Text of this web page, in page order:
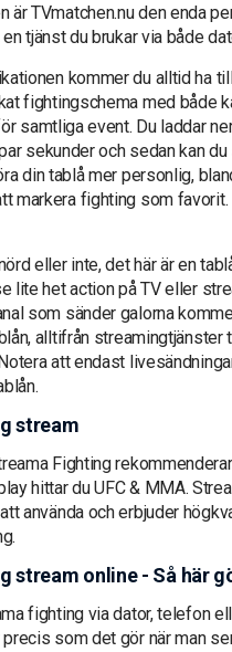
är TVmatchen.nu den enda
tjänst du brukar via både
kommer du alltid ha
fightingschema med både
samtliga event. Du laddar
sekunder och sedan kan du
din tablå mer personlig,
markera fighting som favorit.
eller inte, det här är en
lite het action på TV eller
som sänder galorna
alltifrån streamingtjänster
att endast
stream
Fighting
hittar du UFC & MMA.
använda och erbjuder
stream online - Så här
fighting via dator, telefon
precis som det gör när man